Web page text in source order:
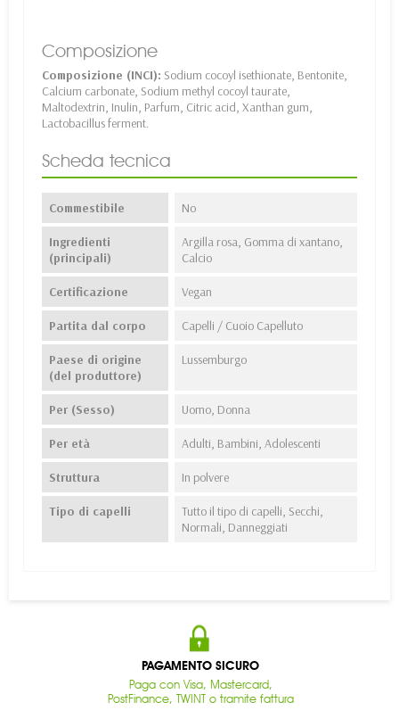
Composizione
Composizione (INCI): Sodium cocoyl isethionate, Bentonite,
Calcium carbonate, Sodium methyl cocoyl taurate,
Maltodextrin, Inulin, Parfum, Citric acid, Xanthan gum,
Lactobacillus ferment.
Scheda tecnica
Commestibile No
Ingredienti
(principali)
Argilla rosa, Gomma di xantano,
Calcio
Certificazione Vegan
Partita dal corpo Capelli / Cuoio Capelluto
Paese di origine
(del produttore)
Lussemburgo
Per (Sesso) Uomo, Donna
Per età Adulti, Bambini, Adolescenti
Struttura In polvere
Tipo di capelli
Tutto il tipo di capelli, Secchi,
Normali, Danneggiati
PAGAMENTO SICURO
Paga con Visa, Mastercard,
PostFinance, TWINT o tramite fattura